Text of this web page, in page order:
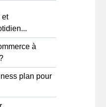
et
à
plan pour